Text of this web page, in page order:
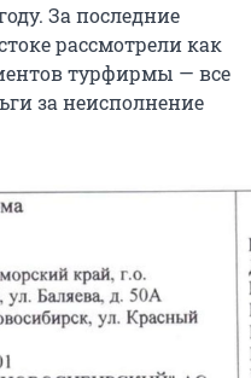
За последние
рассмотрели как
турфирмы — все
за неисполнение